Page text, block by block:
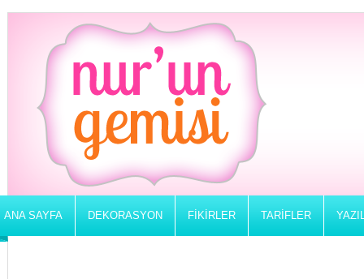
ANA SAYFA DEKORASYON FIKIRLER TARIFLER